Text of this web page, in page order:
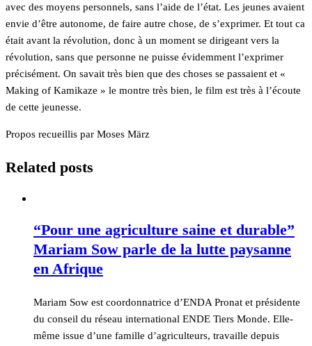
avec des moyens personnels, sans l’aide de l’état. Les jeunes avaient
envie d’être autonome, de faire autre chose, de s’exprimer. Et tout ca
était avant la révolution, donc à un moment se dirigeant vers la
révolution, sans que personne ne puisse évidemment l’exprimer
précisément. On savait très bien que des choses se passaient et «
Making of Kamikaze » le montre très bien, le film est très à l’écoute
de cette jeunesse.
Propos recueillis par Moses März
Related posts
“Pour une agriculture saine et durable”
Mariam Sow parle de la lutte paysanne
en Afrique
Mariam Sow est coordonnatrice d’ENDA Pronat et présidente
du conseil du réseau international ENDE Tiers Monde. Elle-
même issue d’une famille d’agriculteurs, travaille depuis